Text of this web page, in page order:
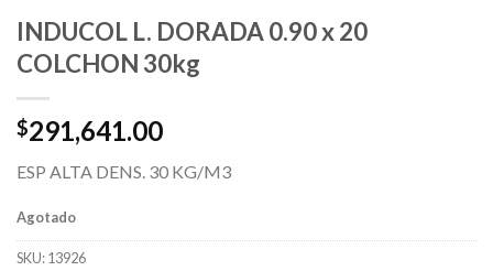
INDUCOL L. DORADA 0.90 x 20
COLCHON 30kg
$291,641.00
ESP ALTA DENS. 30 KG/M3
Agotado
SKU:13926